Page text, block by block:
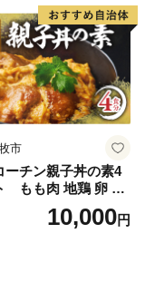
迎春おせち 定番お
おせち 和風おせち
ち 12月31日 お届
お取り寄せ
市
ーチン親子丼の素4
もも肉 地鶏 卵 鶏
10,000円